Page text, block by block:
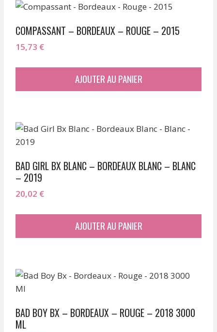
COMPASSANT – BORDEAUX – ROUGE – 2015
15,73 €
AJOUTER AU PANIER
BAD GIRL BX BLANC – BORDEAUX BLANC – BLANC
– 2019
20,02 €
AJOUTER AU PANIER
BAD BOY BX – BORDEAUX – ROUGE – 2018 3000
ML